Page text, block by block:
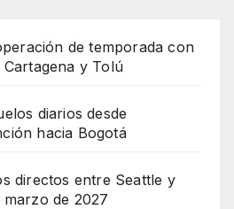
de temporada con
y Tolú
diarios desde
hacia Bogotá
directos entre Seattle y
de 2027